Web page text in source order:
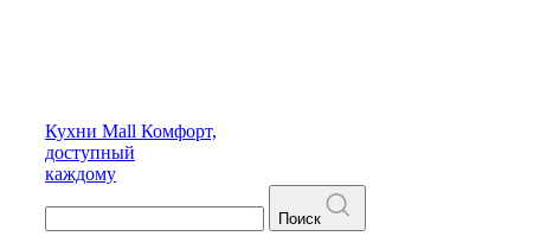
Кухни Mall Комфорт,
доступный
каждому
Поиск